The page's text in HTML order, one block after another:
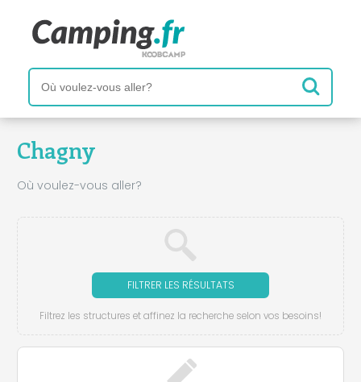
Chagny
Où voulez-vous aller?
FILTRER LES RÉSULTATS
Filtrez les structures et affinez la recherche selon vos besoins!